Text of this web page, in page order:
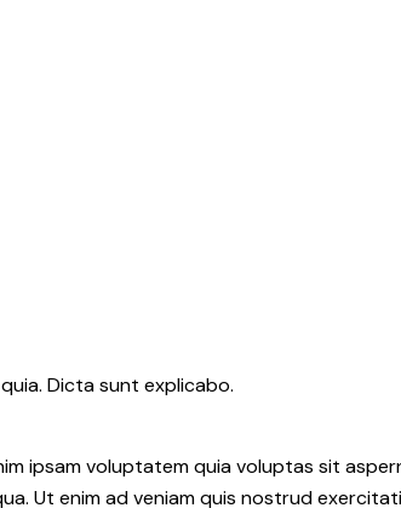
Dicta sunt explicabo.
ipsam voluptatem quia voluptas sit
Ut enim ad veniam quis nostrud